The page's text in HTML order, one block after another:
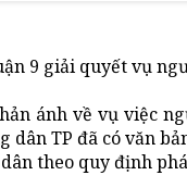
9 giải quyết vụ
ánh về vụ việc
dân TP đã có văn
theo quy định